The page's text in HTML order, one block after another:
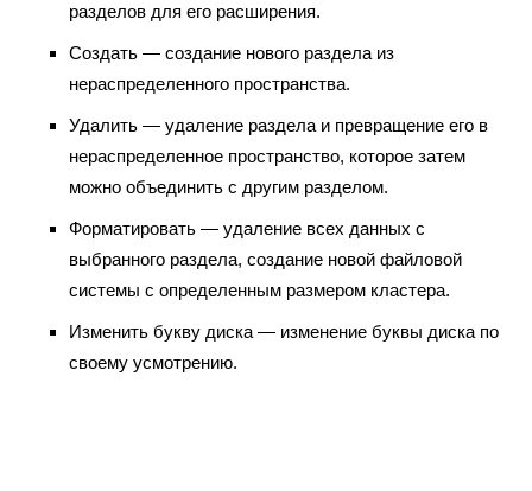
разделов для его расширения.
Создать — создание нового раздела из
нераспределенного пространства.
Удалить — удаление раздела и превращение его в
нераспределенное пространство, которое затем
можно объединить с другим разделом.
Форматировать — удаление всех данных с
выбранного раздела, создание новой файловой
системы с определенным размером кластера.
Изменить букву диска — изменение буквы диска по
своему усмотрению.